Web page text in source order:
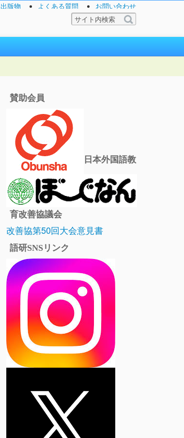
出版物 よくある質問 お問い合わせ
賛助会員
日本外国語教
育改善協議会
改善協第50回大会意見書
語研SNSリンク